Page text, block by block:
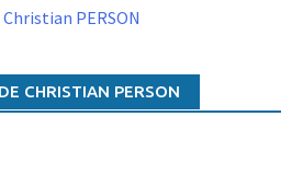
Christian PERSON
CHRISTIAN PERSON